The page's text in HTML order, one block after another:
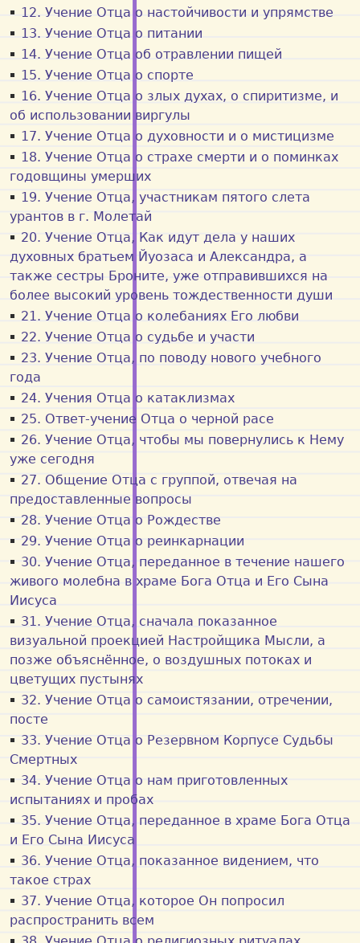
12. Учение Отца о настойчивости и упрямстве
13. Учение Отца о питании
14. Учение Отца об отравлении пищей
15. Учение Отца о спорте
16. Учение Отца о злых духах, о спиритизме, и
об использовании виргулы
17. Учение Отца о духовности и о мистицизме
18. Учение Отца о страхе смерти и о поминках
годовщины умерших
19. Учение Отца, участникам пятого слета
урантов в г. Молетай
20. Учение Отца, Как идут дела у наших
духовных братьем Йуозаса и Александра, а
также сестры Броните, уже отправившихся на
более высокий уровень тождественности души
21. Учение Отца о колебаниях Его любви
22. Учение Отца о судьбе и участи
23. Учение Отца, по поводу нового учебного
года
24. Учения Отца о катаклизмах
25. Ответ-учение Отца о черной расе
26. Учение Отца, чтобы мы повернулись к Нему
уже сегодня
27. Общение Отца с группой, отвечая на
предоставленные вопросы
28. Учение Отца о Рождестве
29. Учение Отца о реинкарнации
30. Учение Отца, переданное в течение нашего
живого молебна в храме Бога Отца и Его Сына
Иисуса
31. Учение Отца, сначала показанное
визуальной проекцией Настройщика Мысли, а
позже объяснённое, о воздушных потоках и
цветущих пустынях
32. Учение Отца о самоистязании, отречении,
посте
33. Учение Отца о Резервном Корпусe Судьбы
Смертных
34. Учение Отца о нам приготовленных
испытаниях и пробах
35. Учение Отца, переданнoe в храме Бога Отца
и Его Сына Иисуса
36. Учение Отца, показанное видением, что
такое страх
37. Учение Отца, которое Он попросил
распространить всем